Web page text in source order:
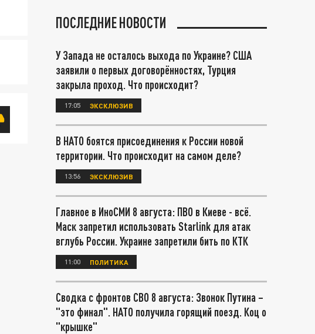
ПОСЛЕДНИЕ НОВОСТИ
У Запада не осталось выхода по Украине? США
заявили о первых договорённостях, Турция
закрыла проход. Что происходит?
17:05 ЭКСКЛЮЗИВ
В НАТО боятся присоединения к России новой
территории. Что происходит на самом деле?
13:56 ЭКСКЛЮЗИВ
Главное в ИноСМИ 8 августа: ПВО в Киеве - всё.
Маск запретил использовать Starlink для атак
вглубь России. Украине запретили бить по КТК
11:00 ПОЛИТИКА
Сводка с фронтов СВО 8 августа: Звонок Путина –
"это финал". НАТО получила горящий поезд. Коц о
"крышке"